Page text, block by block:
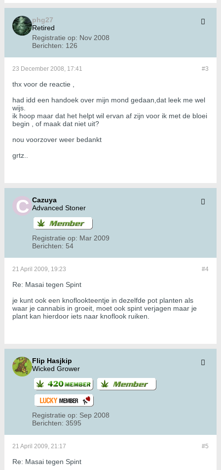
phg27
Retired
Registratie op: Nov 2008
Berichten: 126
#3
23 December 2008, 17:41
thx voor de reactie ,
had idd een handoek over mijn mond gedaan,dat leek me wel
wijs.
ik hoop maar dat het helpt wil ervan af zijn voor ik met de bloei
begin , of maak dat niet uit?
nou voorzover weer bedankt
grtz..
Cazuya
Advanced Stoner
Registratie op: Mar 2009
Berichten: 54
#4
21 April 2009, 19:23
Re: Masai tegen Spint
je kunt ook een knoflookteentje in dezelfde pot planten als
waar je cannabis in groeit, moet ook spint verjagen maar je
plant kan hierdoor iets naar knoflook ruiken.
Flip Hasjkip
Wicked Grower
Registratie op: Sep 2008
Berichten: 3595
#5
21 April 2009, 21:17
Re: Masai tegen Spint